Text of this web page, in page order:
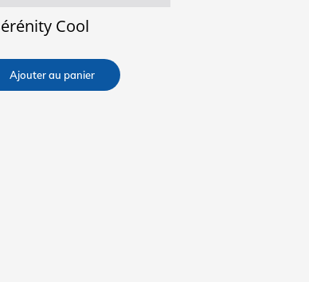
Cool
Ajouter au panier